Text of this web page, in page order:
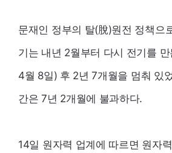
문재인 정부의 탈(脫)원전 정책으
기는 내년 2월부터 다시 전기를
4월 8일) 후 2년 7개월을 멈춰 있
간은 7년 2개월에 불과하다.
14일 원자력 업계에 따르면 원자